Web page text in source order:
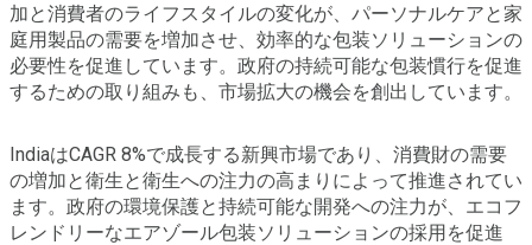
加と消費者のライフスタイルの変化が、パーソナルケアと家
庭用製品の需要を増加させ、効率的な包装ソリューションの
必要性を促進しています。政府の持続可能な包装慣行を促進
するための取り組みも、市場拡大の機会を創出しています。
IndiaはCAGR 8%で成長する新興市場であり、消費財の需要
の増加と衛生と衛生への注力の高まりによって推進されてい
ます。政府の環境保護と持続可能な開発への注力が、エコフ
レンドリーなエアゾール包装ソリューションの採用を促進